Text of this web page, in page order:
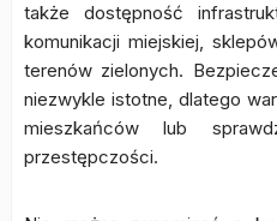
także dostępność
komunikacji miejskiej,
terenów zielonych.
niezwykle istotne, dlatego
mieszkańców lub
przestępczości.